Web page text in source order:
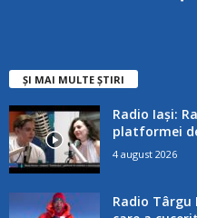
ȘI MAI MULTE ȘTIRI
Radio Iași:
platformei
4 august 2026
Radio Târgu